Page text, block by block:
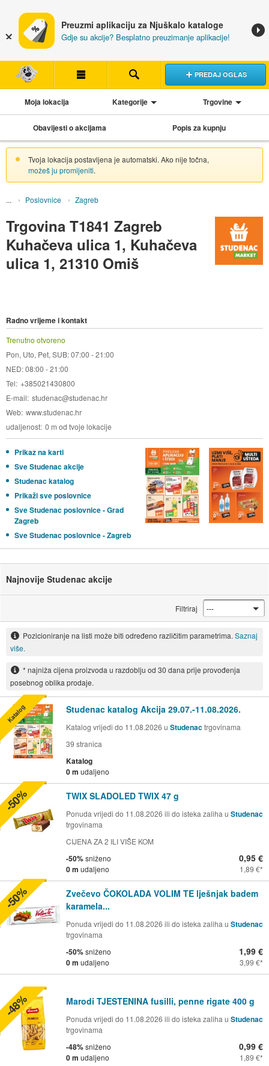
Preuzmi aplikaciju za Njuškalo kataloge
Gdje su akcije? Besplatno preuzimanje aplikacije!
PREDAJ OGLAS
Moja lokacija Kategorije Trgovine
Obavijesti o akcijama Popis za kupnju
Tvoja lokacija postavljena je automatski. Ako nije točna,
možeš ju promijeniti.
Poslovnice Zagreb
Trgovina T1841 Zagreb
Kuhačeva ulica 1, Kuhačeva
ulica 1, 21310 Omiš
Radno vrijeme i kontakt
Trenutno otvoreno
Pon, Uto, Pet, SUB: 07:00 - 21:00
NED: 08:00 - 21:00
Tel +385021430800
E-mail studenac@studenac.hr
Web www.studenac.hr
udaljenost 0 m od tvoje lokacije
Prikaz na karti
Sve Studenac akcije
Studenac katalog
Prikaži sve poslovnice
Sve Studenac poslovnice - Grad
Zagreb
Sve Studenac poslovnice - Zagreb
Najnovije Studenac akcije
Filtriraj
Pozicioniranje na listi može biti određeno različitim parametrima. Saznaj
više.
* najniža cijena proizvoda u razdoblju od 30 dana prije provođenja
posebnog oblika prodaje.
Studenac katalog Akcija 29.07.-11.08.2026.
Katalog vrijedi do 11.08.2026 u Studenactrgovinama
39 stranica
Katalog
0 m udaljeno
Katalog
TWIX SLADOLED TWIX 47 g
Ponuda vrijedi do 11.08.2026 ili do isteka zaliha u Studenac
trgovinama
CIJENA ZA 2 ILI VIŠE KOM
-50%sniženo
0 m udaljeno
0,95 €
1,89 €
-50%
Zvečevo ČOKOLADA VOLIM TE lješnjak badem
karamela...
Ponuda vrijedi do 11.08.2026 ili do isteka zaliha u Studenac
trgovinama
-50%sniženo
0 m udaljeno
1,99 €
3,99 €
-50%
Marodi TJESTENINA fusilli, penne rigate 400 g
Ponuda vrijedi do 11.08.2026 ili do isteka zaliha u Studenac
trgovinama
-48%sniženo
0 m udaljeno
0,99 €
1,89 €
-48%